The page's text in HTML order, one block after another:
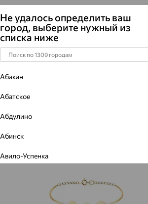
Не удалось определить ваш
город, выберите нужный из
списка ниже
Абакан
Абатское
Абдулино
Абинск
Авило-Успенка